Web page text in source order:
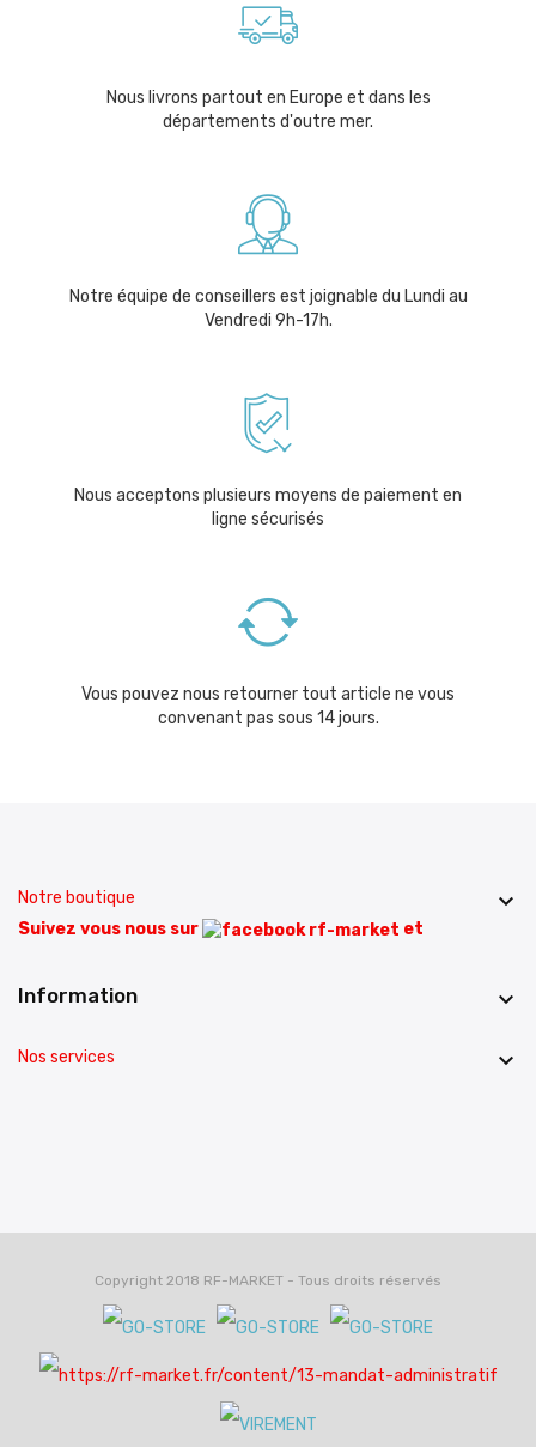
Nous livrons partout en Europe et dans les
départements d'outre mer.
Notre équipe de conseillers est joignable du Lundi au
Vendredi 9h-17h.
Nous acceptons plusieurs moyens de paiement en
ligne sécurisés
Vous pouvez nous retourner tout article ne vous
convenant pas sous 14 jours.
Notre boutique 
Suivez vous nous sur et
Information 
Nos services 
Copyright 2018 RF-MARKET - Tous droits réservés